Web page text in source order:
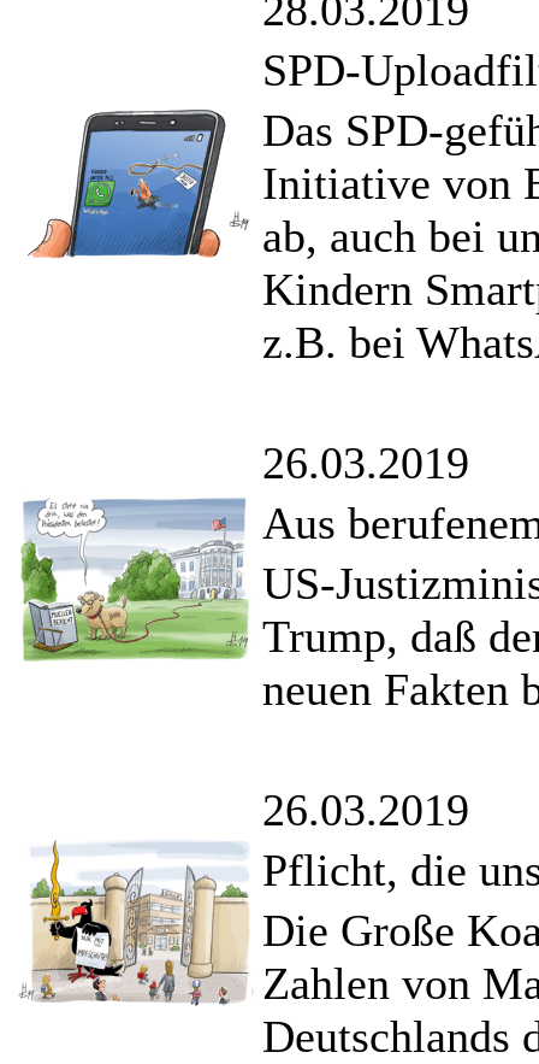
28.03.2019
SPD-
Das SPD-
Initiative von
ab, auch bei
Kindern
z.B. bei
26.03.2019
Aus
US-
Trump, daß
neuen Fakten
26.03.2019
Pflicht, die
Die Große
Zahlen von